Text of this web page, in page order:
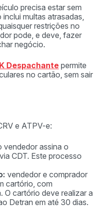
precisa estar sem
multas atrasadas,
restrições no
pode, e deve, fazer
negócio.
Despachante permite
no cartão, sem sair
e ATPV-e:
vendedor assina o
CDT. Este processo
vendedor e comprador
cartório, com
O cartório deve realizar a
Detran em até 30 dias.